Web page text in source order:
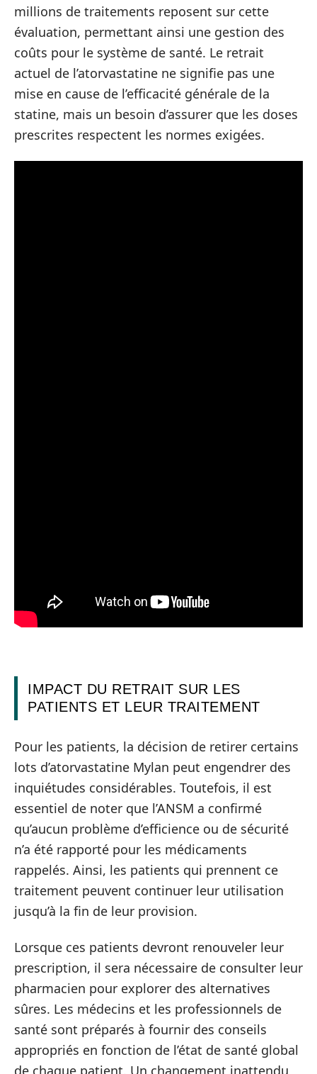
millions de traitements reposent sur cette
évaluation, permettant ainsi une gestion des
coûts pour le système de santé. Le retrait
actuel de l’atorvastatine ne signifie pas une
mise en cause de l’efficacité générale de la
statine, mais un besoin d’assurer que les doses
prescrites respectent les normes exigées.
IMPACT DU RETRAIT SUR LES
PATIENTS ET LEUR TRAITEMENT
Pour les patients, la décision de retirer certains
lots d’atorvastatine Mylan peut engendrer des
inquiétudes considérables. Toutefois, il est
essentiel de noter que l’ANSM a confirmé
qu’aucun problème d’efficience ou de sécurité
n’a été rapporté pour les médicaments
rappelés. Ainsi, les patients qui prennent ce
traitement peuvent continuer leur utilisation
jusqu’à la fin de leur provision.
Lorsque ces patients devront renouveler leur
prescription, il sera nécessaire de consulter leur
pharmacien pour explorer des alternatives
sûres. Les médecins et les professionnels de
santé sont préparés à fournir des conseils
appropriés en fonction de l’état de santé global
de chaque patient. Un changement inattendu